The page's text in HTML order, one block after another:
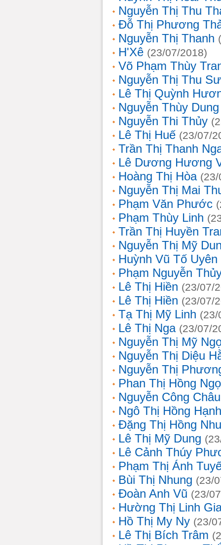
Nguyễn Thị Thu
Đỗ Thị Phương
Nguyễn Thị Thanh
H'Xê (23/07/2018)
Võ Phạm Thùy
Nguyễn Thị Thu
Lê Thị Quỳnh
Nguyễn Thùy Dung
Nguyễn Thi Thủy
Lê Thị Huế (23/07/
Trần Thị Thanh
Lê Dương Hương
Hoàng Thị Hòa
Nguyễn Thị Mai
Phạm Văn Phước
Phạm Thùy Linh
Trần Thị Huyền
Nguyễn Thị Mỹ
Huỳnh Vũ Tố Uyên
Phạm Nguyễn
Lê Thị Hiền (23/07/
Lê Thị Hiền (23/07/
Tạ Thị Mỹ Linh (23/
Lê Thị Nga (23/07/
Nguyễn Thị Mỹ
Nguyễn Thị Diệu
Nguyễn Thị
Phan Thị Hồng
Nguyễn Công Châu
Ngô Thị Hồng Hạnh
Đặng Thị Hồng
Lê Thị Mỹ Dung
Lê Cảnh Thúy
Phạm Thị Ánh
Bùi Thị Nhung (23/
Đoàn Anh Vũ (23/
Hường Thị Linh
Hồ Thị My Ny (23/
Lê Thị Bích Trâm